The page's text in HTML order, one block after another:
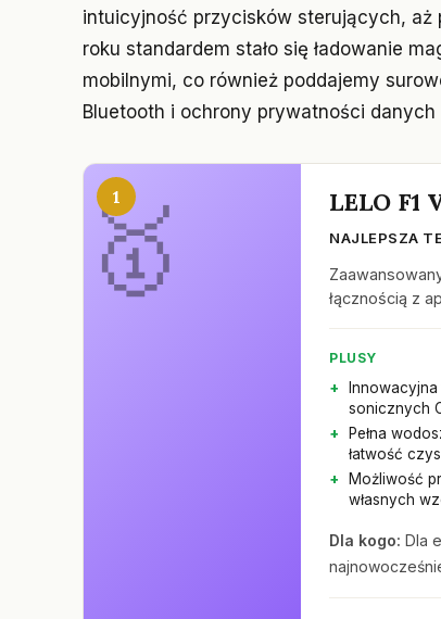
intuicyjność przycisków sterujących, aż
roku standardem stało się ładowanie
mobilnymi, co również poddajemy
Bluetooth i ochrony prywatności danych
1 LELO F1
NAJLEPSZA
łącznością z
PLUSY
sonicznych
Pełna
łatwość
Możliwość
własnych
Dla kogo: Dla